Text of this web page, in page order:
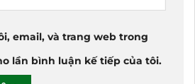
email, và trang web trong
lần bình luận kế tiếp của tôi.